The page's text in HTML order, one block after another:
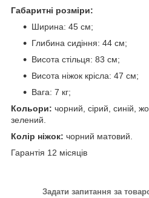
Габаритні розміри:
Ширина: 45 см;
Глибина сидіння: 44 см;
Висота стільця: 83 см;
Висота ніжок крісла: 47 см;
Вага: 7 кг;
Кольори: чорний, сірий, синій,
зелений.
Колір ніжок: чорний матовий.
Гарантія 12 місяців
Задати запитання за